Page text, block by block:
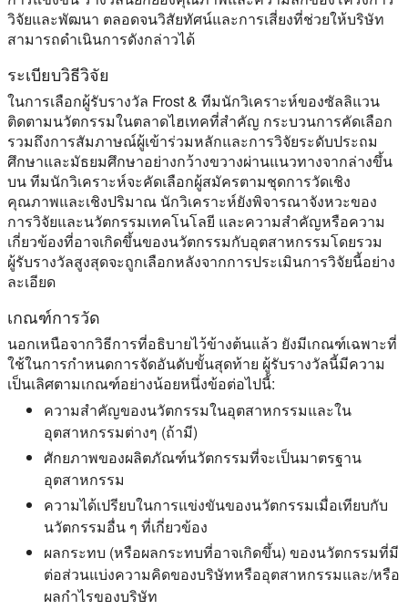
วิจัยและพัฒนา ตลอดจนวิสัยทัศน์และการเสี่ยงที่ช่วยให้บริษัท
สามารถดําเนินการดังกล่าวได้
ระเบียบวิธีวิจัย
ในการเลือกผู้รับรางวัล Frost & ทีมนักวิเคราะห์ของซัลลิแวน
ติดตามนวัตกรรมในตลาดไฮเทคที่สําคัญ กระบวนการคัดเลือก
รวมถึงการสัมภาษณ์ผู้เข้าร่วมหลักและการวิจัยระดับประถม
ศึกษาและมัธยมศึกษาอย่างกว้างขวางผ่านแนวทางจากล่างขึ้น
บน ทีมนักวิเคราะห์จะคัดเลือกผู้สมัครตามชุดการวัดเชิง
คุณภาพและเชิงปริมาณ นักวิเคราะห์ยังพิจารณาจังหวะของ
การวิจัยและนวัตกรรมเทคโนโลยี และความสําคัญหรือความ
เกี่ยวข้องที่อาจเกิดขึ้นของนวัตกรรมกับอุตสาหกรรมโดยรวม
ผู้รับรางวัลสูงสุดจะถูกเลือกหลังจากการประเมินการวิจัยนี้อย่าง
ละเอียด
เกณฑ์การวัด
นอกเหนือจากวิธีการที่อธิบายไว้ข้างต้นแล้ว ยังมีเกณฑ์เฉพาะที่
ใช้ในการกําหนดการจัดอันดับขั้นสุดท้าย ผู้รับรางวัลนี้มีความ
เป็นเลิศตามเกณฑ์อย่างน้อยหนึ่งข้อต่อไปนี้:
ความสําคัญของนวัตกรรมในอุตสาหกรรมและใน
อุตสาหกรรมต่างๆ (ถ้ามี)
ศักยภาพของผลิตภัณฑ์นวัตกรรมที่จะเป็นมาตรฐาน
อุตสาหกรรม
ความได้เปรียบในการแข่งขันของนวัตกรรมเมื่อเทียบกับ
นวัตกรรมอื่น ๆ ที่เกี่ยวข้อง
ผลกระทบ (หรือผลกระทบที่อาจเกิดขึ้น) ของนวัตกรรมที่มี
ต่อส่วนแบ่งความคิดของบริษัทหรืออุตสาหกรรมและ/หรือ
ผลกําไรของบริษัท